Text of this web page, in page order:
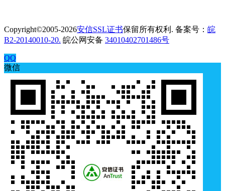
Copyright©2005-2026安信SSL证书保留所有权利. 备案号： 皖
B2-20140010-20. 皖公网安备 34010402701486号
QQ
微信